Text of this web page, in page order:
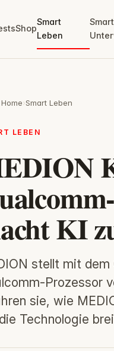
Shop
Smart
Leben
Smart
›Smart Leben
LEBEN
KI
stellt mit
sie, wie
Technologie